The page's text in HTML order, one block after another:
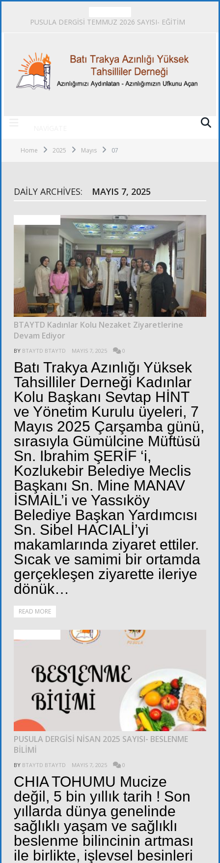
PUSULA DERGİSİ TEMMUZ 2026 SAYISI- EĞİTİM
Home 2025 Mayıs 07
DAILY ARCHIVES: MAYIS 7, 2025
BTAYTD Kadınlar Kolu Nezaket Ziyaretlerine
Devam Ediyor
BY BTAYTD BTAYTD MAYIS 7, 2025 0
Batı Trakya Azınlığı Yüksek
Tahsilliler Derneği Kadınlar
Kolu Başkanı Sevtap HİNT
ve Yönetim Kurulu üyeleri, 7
Mayıs 2025 Çarşamba günü,
sırasıyla Gümülcine Müftüsü
Sn. Ibrahim ŞERİF ‘i,
Kozlukebir Belediye Meclis
Başkanı Sn. Mine MANAV
İSMAİL’i ve Yassıköy
Belediye Başkan Yardımcısı
Sn. Sibel HACIALİ’yi
makamlarında ziyaret ettiler.
Sıcak ve samimi bir ortamda
gerçekleşen ziyarette ileriye
dönük…
READ MORE
PUSULA DERGİSİ NİSAN 2025 SAYISI- BESLENME
BİLİMİ
BY BTAYTD BTAYTD MAYIS 7, 2025 0
CHIA TOHUMU Mucize
değil, 5 bin yıllık tarih ! Son
yıllarda dünya genelinde
sağlıklı yaşam ve sağlıklı
beslenme bilincinin artması
ile birlikte, işlevsel besinleri